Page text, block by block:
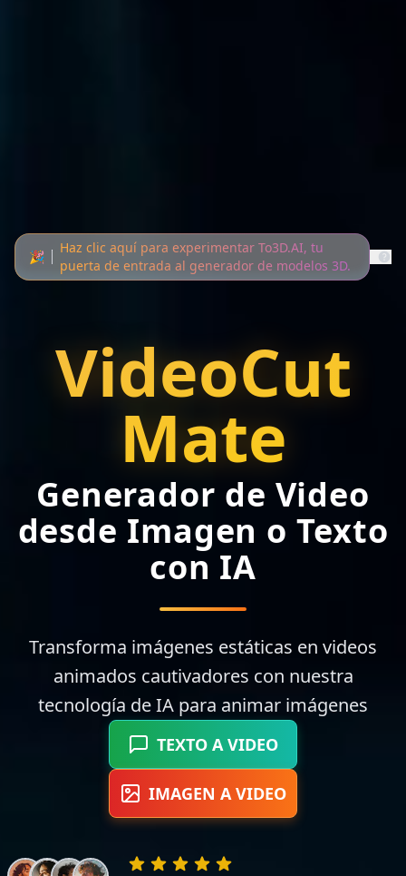
🎉
Haz clic aquí para experimentar To3D.AI, tu
puerta de entrada al generador de modelos 3D.
VideoCut
Mate
Generador de Video
desde Imagen o Texto
con IA
Transforma imágenes estáticas en videos
animados cautivadores con nuestra
tecnología de IA para animar imágenes
TEXTO A VIDEO
IMAGEN A VIDEO